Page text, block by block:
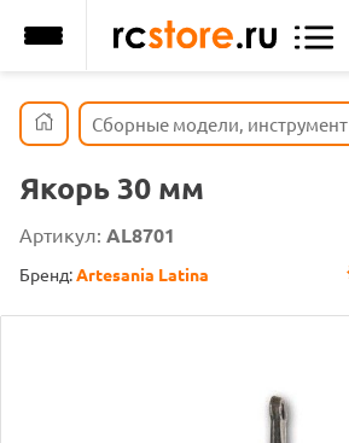
Сборные модели, инструмент
Якорь 30 мм
Артикул: AL8701
Бренд:Artesania Latina